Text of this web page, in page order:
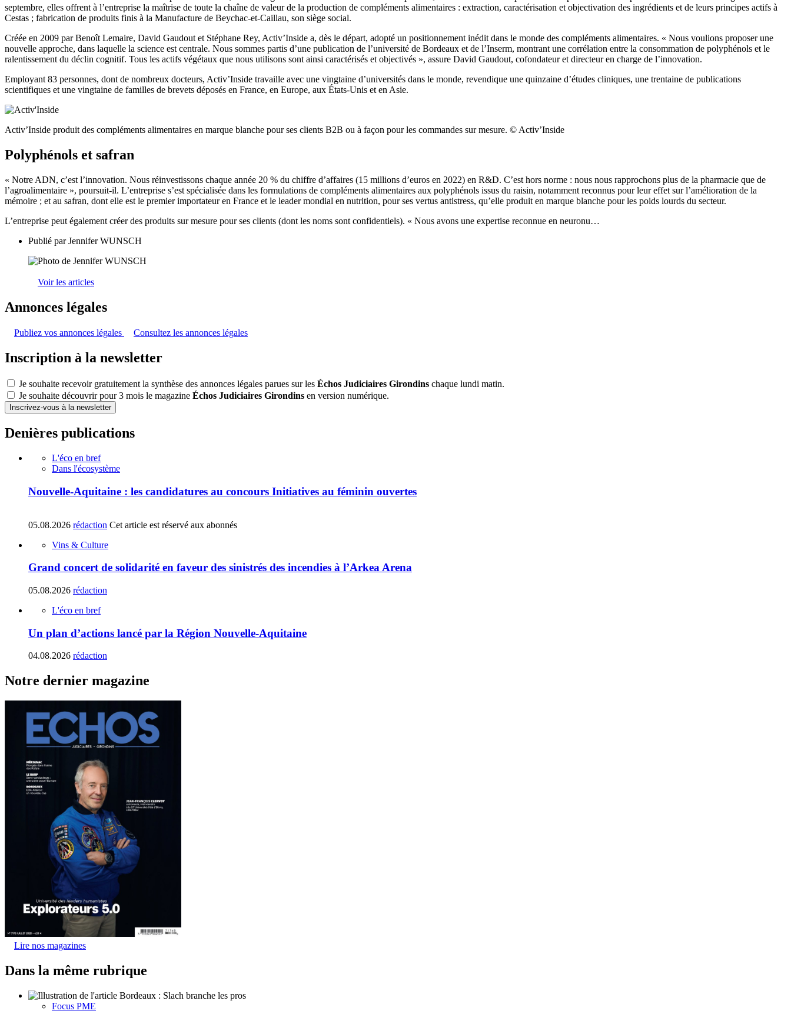
septembre, elles offrent à l’entreprise la maîtrise de toute la chaîne de valeur de la production de compléments alimentaires : extraction, caractérisation et objectivation des ingrédients et de leurs principes actifs à
Cestas ; fabrication de produits finis à la Manufacture de Beychac-et-Caillau, son siège social.
Créée en 2009 par Benoît Lemaire, David Gaudout et Stéphane Rey, Activ’Inside a, dès le départ, adopté un positionnement inédit dans le monde des compléments alimentaires. « Nous voulions proposer une
nouvelle approche, dans laquelle la science est centrale. Nous sommes partis d’une publication de l’université de Bordeaux et de l’Inserm, montrant une corrélation entre la consommation de polyphénols et le
ralentissement du déclin cognitif. Tous les actifs végétaux que nous utilisons sont ainsi caractérisés et objectivés », assure David Gaudout, cofondateur et directeur en charge de l’innovation.
Employant 83 personnes, dont de nombreux docteurs, Activ’Inside travaille avec une vingtaine d’universités dans le monde, revendique une quinzaine d’études cliniques, une trentaine de publications
scientifiques et une vingtaine de familles de brevets déposés en France, en Europe, aux États-Unis et en Asie.
Activ’Inside produit des compléments alimentaires en marque blanche pour ses clients B2B ou à façon pour les commandes sur mesure. © Activ’Inside
Polyphénols et safran
« Notre ADN, c’est l’innovation. Nous réinvestissons chaque année 20 % du chiffre d’affaires (15 millions d’euros en 2022) en R&D. C’est hors norme : nous nous rapprochons plus de la pharmacie que de
l’agroalimentaire », poursuit-il. L’entreprise s’est spécialisée dans les formulations de compléments alimentaires aux polyphénols issus du raisin, notamment reconnus pour leur effet sur l’amélioration de la
mémoire ; et au safran, dont elle est le premier importateur en France et le leader mondial en nutrition, pour ses vertus antistress, qu’elle produit en marque blanche pour les poids lourds du secteur.
L’entreprise peut également créer des produits sur mesure pour ses clients (dont les noms sont confidentiels). « Nous avons une expertise reconnue en neuronu…
Publié parJennifer WUNSCH
Voir les articles
Annonces légales
Publiez vos annonces légales Consultez les annonces légales
Inscription à la newsletter
Je souhaite recevoir gratuitement la synthèse des annonces légales parues sur les Échos Judiciaires Girondins chaque lundi matin.
Je souhaite découvrir pour 3 mois le magazine Échos Judiciaires Girondins en version numérique.
Inscrivez-vous à la newsletter
Denières publications
L'éco en bref
Dans l'écosystème
Nouvelle-Aquitaine : les candidatures au concours Initiatives au féminin ouvertes
05.08.2026 rédaction Cet article est réservé aux abonnés
Vins & Culture
Grand concert de solidarité en faveur des sinistrés des incendies à l’Arkea Arena
05.08.2026 rédaction
L'éco en bref
Un plan d’actions lancé par la Région Nouvelle-Aquitaine
04.08.2026 rédaction
Notre dernier magazine
Lire nos magazines
Dans la même rubrique
Focus PME